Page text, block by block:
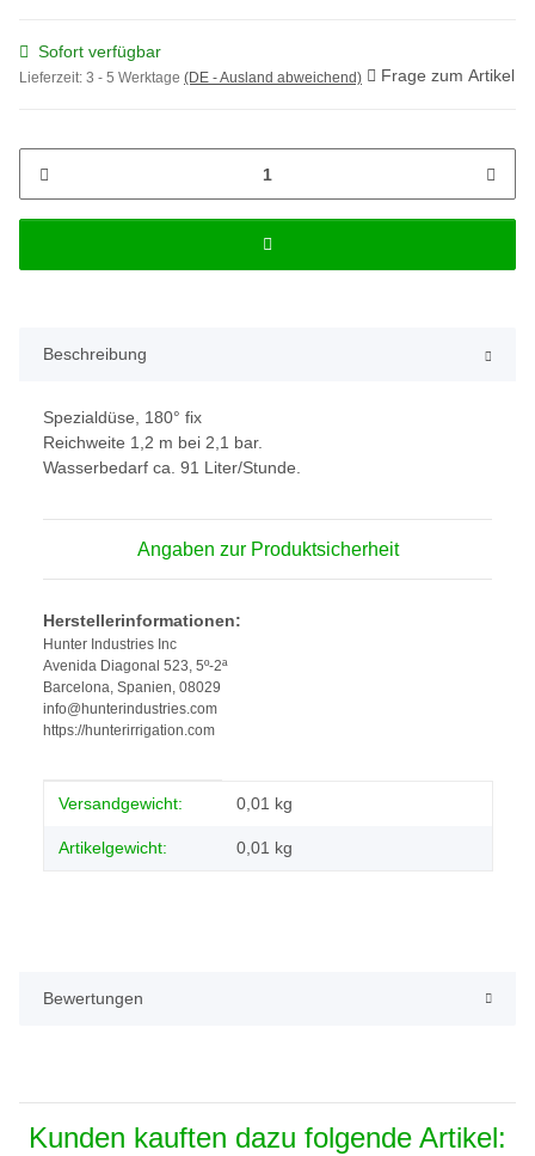
Sofort verfügbar
Lieferzeit: 3 - 5 Werktage (DE - Ausland abweichend) Frage zum Artikel
Beschreibung
Spezialdüse, 180° fix
Reichweite 1,2 m bei 2,1 bar.
Wasserbedarf ca. 91 Liter/Stunde.
Angaben zur Produktsicherheit
Herstellerinformationen:
Hunter Industries Inc
Avenida Diagonal 523, 5º-2ª
Barcelona, Spanien, 08029
info@hunterindustries.com
https://hunterirrigation.com
Produkteigenschaft
Wert
Versandgewicht: 0,01 kg
Artikelgewicht: 0,01 kg
Bewertungen
Kunden kauften dazu folgende Artikel: